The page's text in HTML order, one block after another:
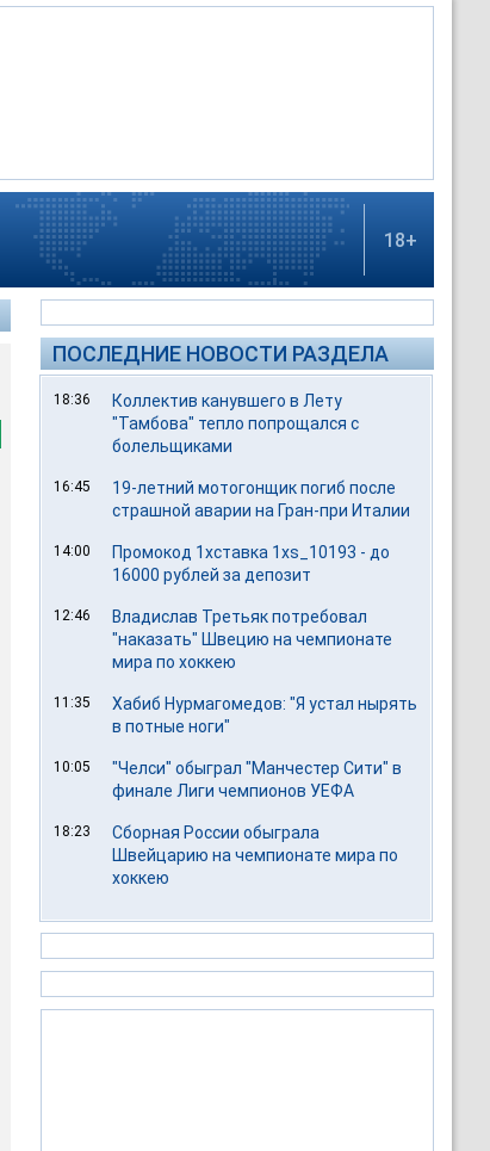
18+
ПОСЛЕДНИЕ НОВОСТИ РАЗДЕЛА
18:36
Коллектив канувшего в Лету
"Тамбова" тепло попрощался с
болельщиками
16:45
19-летний мотогонщик погиб после
страшной аварии на Гран-при Италии
14:00
Промокод 1хставка 1xs_10193 - до
16000 рублей за депозит
12:46
Владислав Третьяк потребовал
"наказать" Швецию на чемпионате
мира по хоккею
11:35
Хабиб Нурмагомедов: "Я устал нырять
в потные ноги"
10:05
"Челси" обыграл "Манчестер Сити" в
финале Лиги чемпионов УЕФА
18:23
Сборная России обыграла
Швейцарию на чемпионате мира по
хоккею